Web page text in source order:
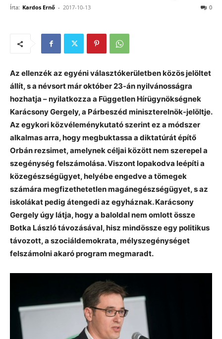
Írta: Kardos Ernő - 2017-10-13 0
Az ellenzék az egyéni választókerületben közös jelöltet
állít, s a névsort már október 23-án nyilvánosságra
hozhatja – nyilatkozza a Független Hírügynökségnek
Karácsony Gergely, a Párbeszéd miniszterelnök-jelöltje.
Az egykori közvéleménykutató szerint ez a módszer
alkalmas arra, hogy megbuktassa a diktatúrát építő
Orbán rezsimet, amelynek céljai között nem szerepel a
szegénység felszámolása. Viszont lopakodva leépíti a
közegészségügyet, helyébe engedve a tömegek
számára megfizethetetlen magánegészségügyet, s az
iskolákat pedig átengedi az egyháznak. Karácsony
Gergely úgy látja, hogy a baloldal nem omlott össze
Botka László távozásával, hisz mindössze egy politikus
távozott, a szociáldemokrata, mélyszegénységet
felszámolni akaró program megmaradt.